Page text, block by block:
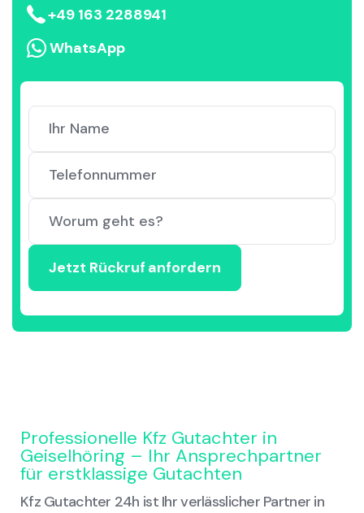
+49 163 2288941
WhatsApp
Professionelle Kfz Gutachter in
Geiselhöring – Ihr Ansprechpartner
für erstklassige Gutachten
Kfz Gutachter 24h ist Ihr verlässlicher Partner in